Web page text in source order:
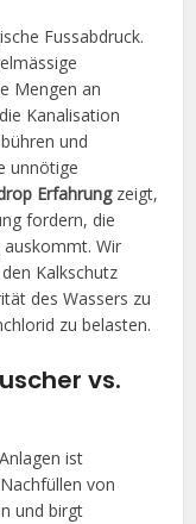
Fussabdruck.
Mengen an
Kanalisation
und
unnötige
Erfahrungzeigt,
fordern, die
auskommt. Wir
Kalkschutz
des Wassers zu
zu belasten.
vs.
ist
von
und birgt